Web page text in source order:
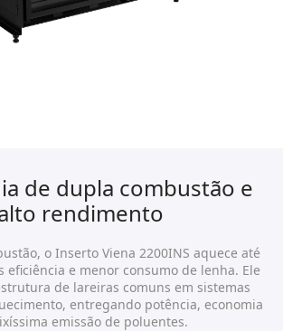
de dupla combustão e
rendimento
o Inserto Viena 2200INS aquece até
eficiência e menor consumo de lenha. Ele
de lareiras comuns em sistemas
entregando potência, economia
emissão de poluentes.